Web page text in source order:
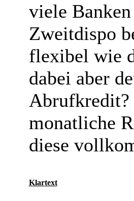
viele
Zweitdispo
flexibel wie
dabei aber
Abrufkredit?
monatliche
diese
Klartext